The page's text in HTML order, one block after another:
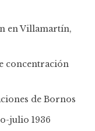
en Villamartín,
concentración
de Bornos
julio 1936